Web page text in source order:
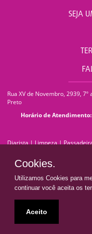
SEJA
Rua XV de Novembro, 2939,
Preto
Horário de Atendimento:
Diarista|Limpeza|
Serviços de Limpeza
Limpeza de Pedra
Estofados|
Franquia de Limpeza|
Cookies.
Utilizamos Cookies para
continuar você aceita os
Aceito